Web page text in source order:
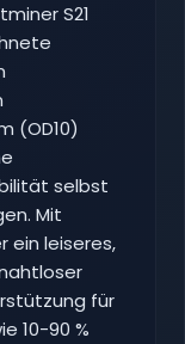
S21
(OD10)
selbst
Mit
ein leiseres,
für
10-90 %